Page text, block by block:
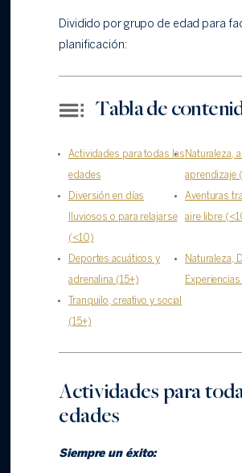
Dividido por grupo de edad para
planificación:
Tabla de
Actividades para todas las
edades
Naturaleza,
aprendizaje
Diversión en días
lluviosos o para relajarse
(<10)
Aventuras
aire libre
Deportes acuáticos y
adrenalina (15+)
Naturaleza,
Experiencias
Tranquilo, creativo y social
(15+)
Actividades para
edades
Siempre un éxito: